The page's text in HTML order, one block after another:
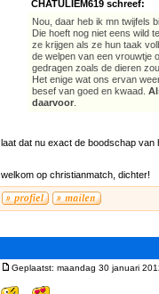
CHATULIEM619 schreef:
Nou, daar heb ik mn twijfels
Die hoeft nog niet eens wild
ze krijgen als ze hun taak
de welpen van een vrouwtje
gedragen zoals de dieren
Het enige wat ons ervan
besef van goed en kwaad.
daarvoor
laat dat nu exact de boodschap
welkom op christianmatch, dichter!
Geplaatst: maandag 30 januari